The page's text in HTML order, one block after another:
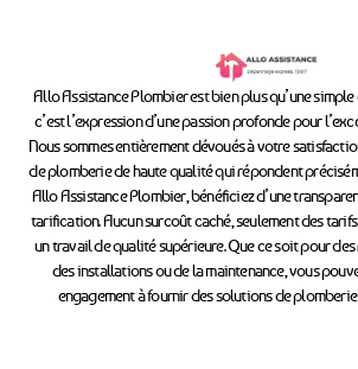
Allo Assistance Plombier est bien plus qu’une
c’est l’expression d’une passion profonde pour
Nous sommes entièrement dévoués à votre
de plomberie de haute qualité qui répondent
Allo Assistance Plombier, bénéficiez d’une
tarification. Aucun surcoût caché, seulement des
un travail de qualité supérieure. Que ce soit pour
des installations ou de la maintenance, vous
engagement à fournir des solutions de